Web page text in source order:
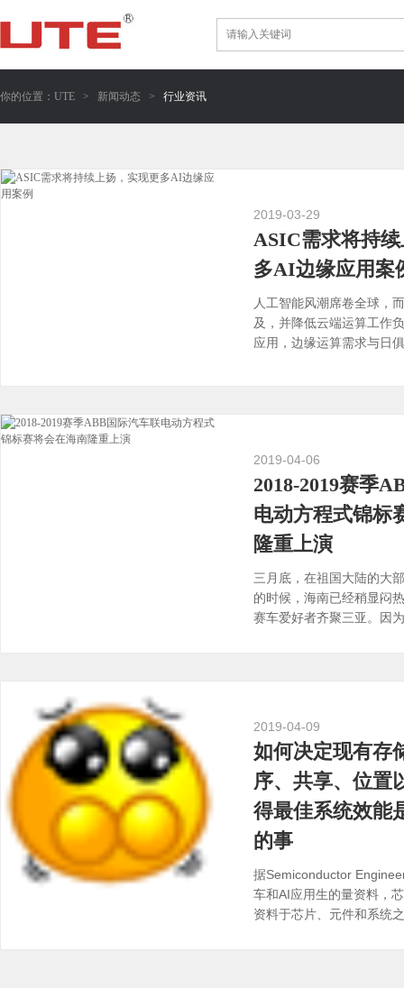
你的位置： UTE > 新闻动态 > 行业资讯
2019-03-29
ASIC需求将持
多AI边缘应用案
人工智能风潮席卷全球，
及，并降低云端运算工作
应用，边缘运算需求与日
2019-04-06
2018-2019赛季
电动方程式锦标
隆重上演
三月底，在祖国大陆的大
的时候，海南已经稍显闷
赛车爱好者齐聚三亚。因
2019-04-09
如何决定现有存
序、共享、位置
得最佳系统效能
的事
据Semiconductor
车和AI应用生的量资料，
资料于芯片、元件和系统